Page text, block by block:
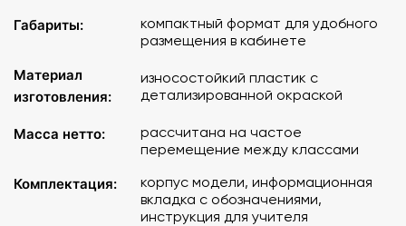
Габариты:
компактный формат для удобного
размещения в кабинете
Материал
изготовления:
износостойкий пластик с
детализированной окраской
Масса нетто:
рассчитана на частое
перемещение между классами
Комплектация:
корпус модели, информационная
вкладка с обозначениями,
инструкция для учителя